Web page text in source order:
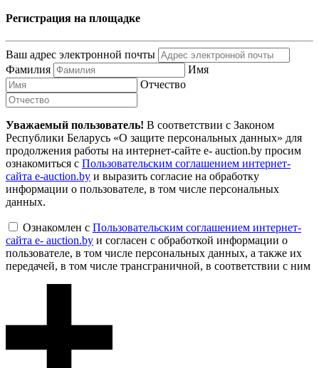
Регистрация на площадке
Ваш адрес электронной почты
Фамилия
Имя
Отчество
Уважаемый пользователь! В соответствии с Законом
Республики Беларусь «О защите персональных данных» для
продолжения работы на интернет-сайте e- auction.by просим
ознакомиться с Пользовательским соглашением интернет-
сайта e-auction.by и выразить согласие на обработку
информации о пользователе, в том числе персональных
данных.
Ознакомлен с Пользовательским соглашением интернет-
сайта e- auction.by и согласен с обработкой информации о
пользователе, в том числе персональных данных, а также их
передачей, в том числе трансграничной, в соответствии с ним